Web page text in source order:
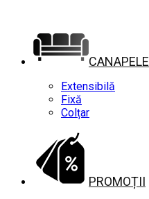
CANAPELE
Extensibilă
Fixă
Colțar
PROMOȚII